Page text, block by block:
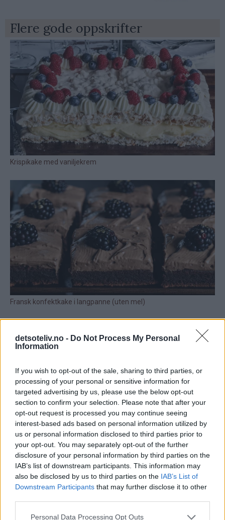
detsoteliv.no - Do Not Process My Personal
Information
If you wish to opt-out of the sale, sharing to third parties, or
processing of your personal or sensitive information for
targeted advertising by us, please use the below opt-out
section to confirm your selection. Please note that after your
opt-out request is processed you may continue seeing
interest-based ads based on personal information utilized by
us or personal information disclosed to third parties prior to
your opt-out. You may separately opt-out of the further
disclosure of your personal information by third parties on the
IAB’s list of downstream participants. This information may
also be disclosed by us to third parties on the IAB’s List of
Downstream Participants that may further disclose it to other
Personal Data Processing Opt Outs